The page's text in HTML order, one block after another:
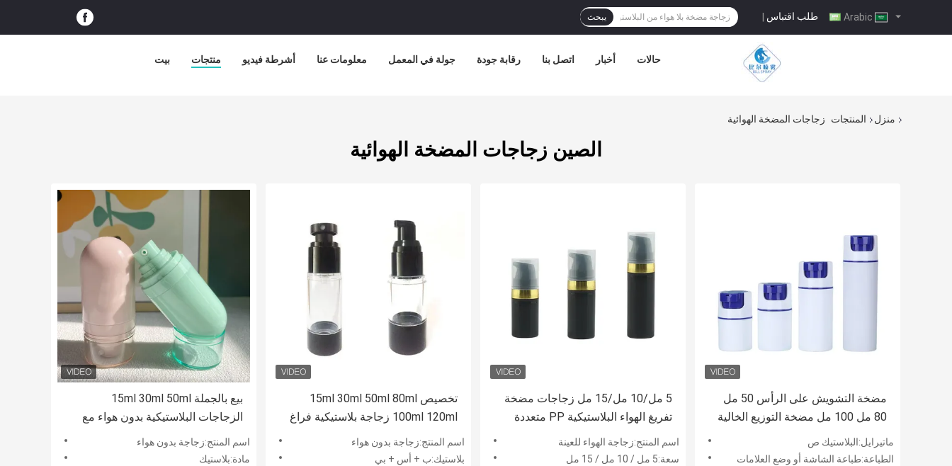
طلب اقتباس | يبحث
بيت منتجات أشرطة فيديو معلومات عنا جولة في المعمل رقابة جودة اتصل بنا أخبار حالات
منزل المنتجات زجاجات المضخة الهوائية
الصين زجاجات المضخة الهوائية
بيع بالجملة 15ml 30ml 50ml
الزجاجات البلاستيكية بدون هواء مع
رشاش / مضخة كريم
اسم المنتج:زجاجة بدون هواء
مادة:بلاستيك
تخصيص 15ml 30ml 50ml 80ml
100ml 120ml زجاجة بلاستيكية فراغ
مستحضرات التجميل المصلات
الكريمات زجاجة
اسم المنتج:زجاجة بدون هواء
بلاستيك:ب + أس + بي
5 مل/10 مل/15 مل زجاجات مضخة
تفريغ الهواء البلاستيكية PP متعددة
الأحجام للكريم واللوشن ومصل عينة
التعبئة والتغليف
اسم المنتج:زجاجة الهواء للعينة
سعة:5 مل / 10 مل / 15 مل
مضخة التشويش على الرأس 50 مل
80 مل 100 مل مضخة التوزيع الخالية
من الهواء الدعم الألوان طباعة الحرير
تخصيص تستخدم للعناية بالبشرة
ماتيرايل:البلاستيك ص
الطباعة:طباعة الشاشة أو وضع العلامات